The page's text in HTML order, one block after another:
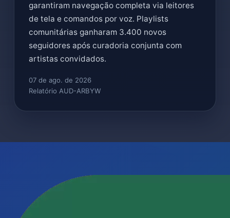
garantiram navegação completa via leitores
de tela e comandos por voz. Playlists
comunitárias ganharam 3.400 novos
seguidores após curadoria conjunta com
artistas convidados.
07 de ago. de 2026
Relatório AUD-ARBYW